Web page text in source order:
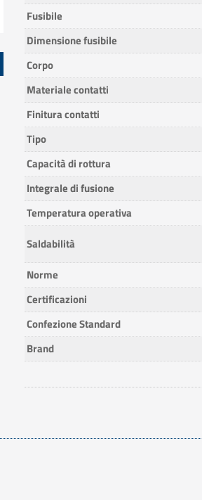
Fusibile
Dimensione fusibile
Corpo
Materiale contatti
Finitura contatti
Tipo
Capacità di rottura
Integrale di fusione
Temperatura operativa
Saldabilità
Norme
Certificazioni
Confezione Standard
Brand